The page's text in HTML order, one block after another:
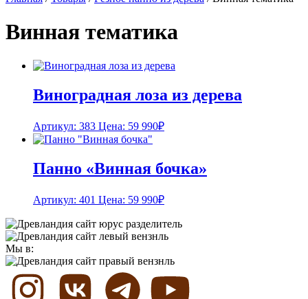
Винная тематика
Виноградная лоза из дерева
Артикул: 383 Цена: 59 990₽
Панно «Винная бочка»
Артикул: 401 Цена: 59 990₽
Мы в: